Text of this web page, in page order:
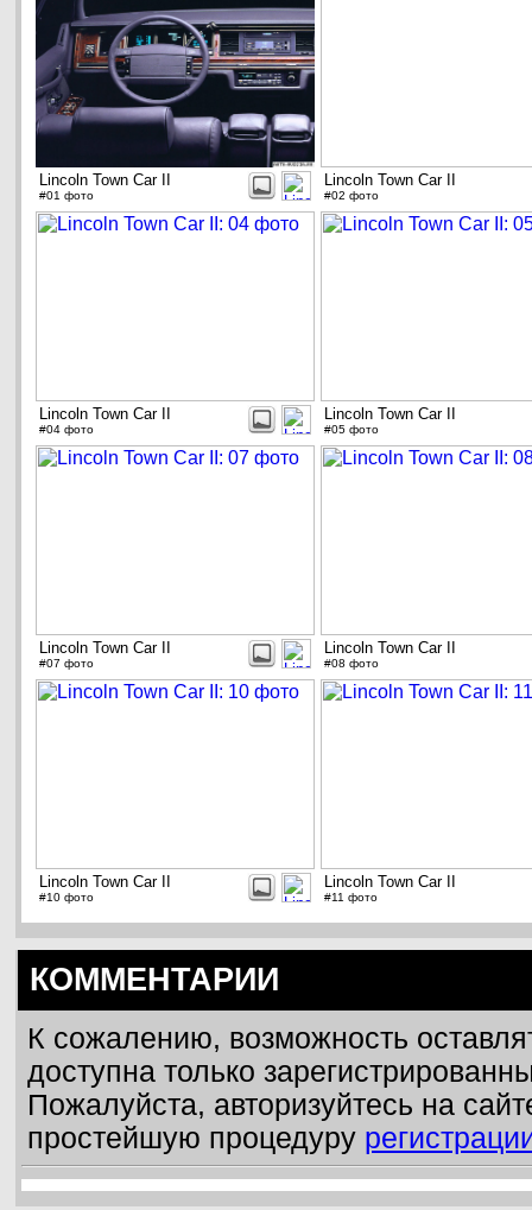
Lincoln Town Car II
#01 фото
Lincoln Town Car II
#02 фото
Lincoln Town Car II
#04 фото
Lincoln Town Car II
#05 фото
Lincoln Town Car II
#07 фото
Lincoln Town Car II
#08 фото
Lincoln Town Car II
#10 фото
Lincoln Town Car II
#11 фото
КОММЕНТАРИИ
К сожалению, возможность
доступна только
Пожалуйста, авторизуйтесь на
простейшую процедуру